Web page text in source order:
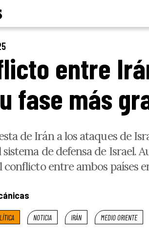
entre
fase más
de Irán a los ataques de
de defensa de Israel.
conflicto entre ambos países
NOTICIA IRÁN MEDIO ORIENTE